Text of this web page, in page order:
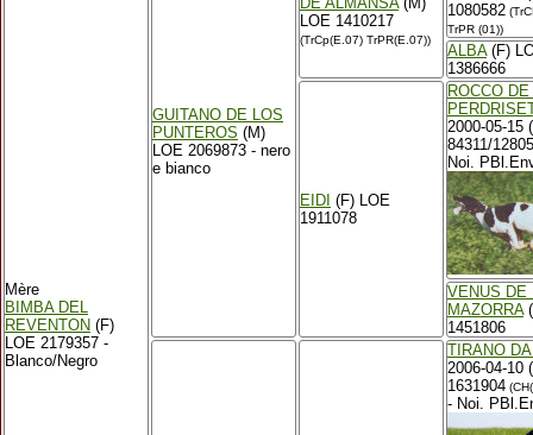
Mère
BIMBA DEL
REVENTON (F)
LOE 2179357 -
Blanco/Negro
GUITANO DE LOS
PUNTEROS (M)
LOE 2069873 - nero
e bianco
LOE 1410217
(TrCp(E.07) TrPR(E.07))
1080582
TrPR (01))
ALBA(F)
1386666
EIDI (F) LOE
1911078
ROCCO
2000-05-15
84311/12805
Noi.
VENUS DE
MAZORRA
1451806
TIRANO
2006-04-10
1631904
- Noi.